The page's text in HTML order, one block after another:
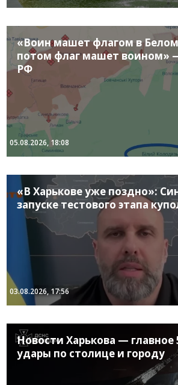
«Воин машет флагом в
потом флаг машет воином»
РФ
05.08.2026, 18:08
«В Харькове уже поздно»:
запуске тестового этапа
03.08.2026, 17:56
Новости Харькова — главное
удары по столице и городу